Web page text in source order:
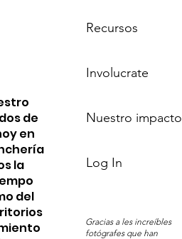
de
en
la
del
Recursos
Involucrate
Nuestro impacto
Log In
Gracias a les increíbles
fotógrafes que han